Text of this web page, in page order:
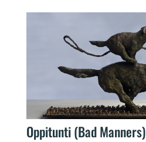
Oppitunti (Bad Manners)